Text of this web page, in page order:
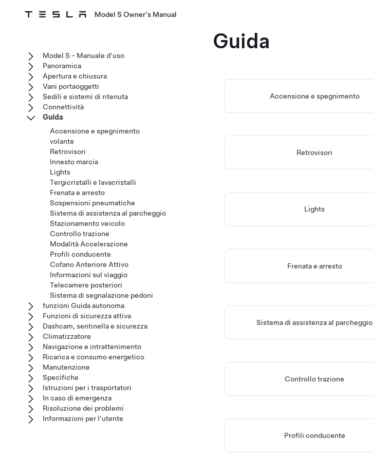
Model S Owner's Manual
Guida
Accensione e spegnimento
Retrovisori
Lights
Frenata e arresto
Sistema di assistenza al parcheggio
Controllo trazione
Profili conducente
Model S - Manuale d'uso
Panoramica
Apertura e chiusura
Vani portaoggetti
Sedili e sistemi di ritenuta
Connettività
Guida
Accensione e spegnimento
volante
Retrovisori
Innesto marcia
Lights
Tergicristalli e lavacristalli
Frenata e arresto
Sospensioni pneumatiche
Sistema di assistenza al parcheggio
Stazionamento veicolo
Controllo trazione
Modalità Accelerazione
Profili conducente
Cofano Anteriore Attivo
Informazioni sul viaggio
Telecamere posteriori
Sistema di segnalazione pedoni
funzioni Guida autonoma
Funzioni di sicurezza attiva
Dashcam, sentinella e sicurezza
Climatizzatore
Navigazione e intrattenimento
Ricarica e consumo energetico
Manutenzione
Specifiche
Istruzioni per i trasportatori
In caso di emergenza
Risoluzione dei problemi
Informazioni per l'utente